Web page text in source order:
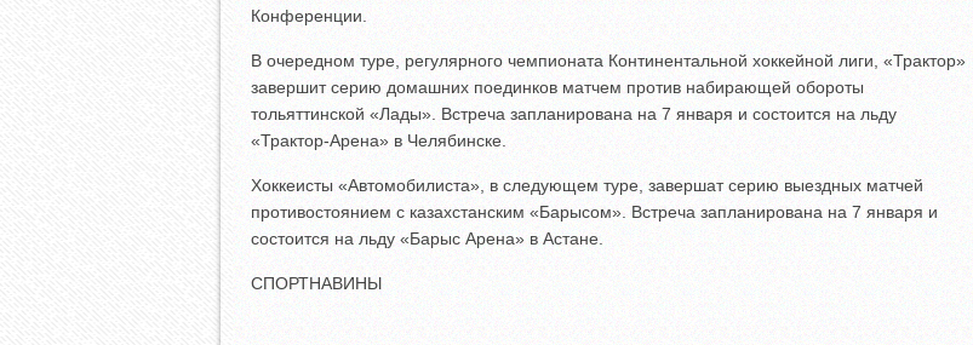
Конференции.
В очередном туре, регулярного чемпионата Континентальной хоккейной лиги, «Трактор»
завершит серию домашних поединков матчем против набирающей обороты
тольяттинской «Лады». Встреча запланирована на 7 января и состоится на льду
«Трактор-Арена» в Челябинске.
Хоккеисты «Автомобилиста», в следующем туре, завершат серию выездных матчей
противостоянием с казахстанским «Барысом». Встреча запланирована на 7 января и
состоится на льду «Барыс Арена» в Астане.
СПОРТНАВИНЫ